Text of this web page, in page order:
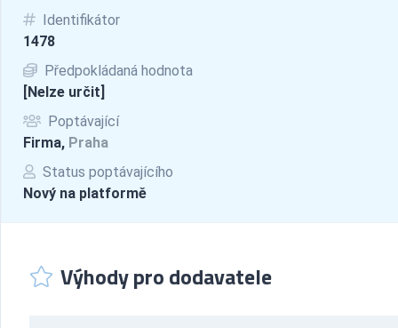
Identifikátor
1478
Předpokládaná hodnota
[Nelze určit]
Poptávající
Firma, Praha
Status poptávajícího
Nový na platformě
Výhody pro dodavatele